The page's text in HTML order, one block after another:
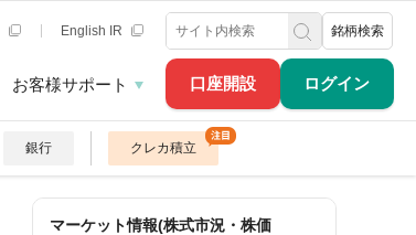
口座開設 ログイン
English IR 銘柄検索
お客様サポート
銀行 クレカ積立
マーケット情報(株式市況・株価